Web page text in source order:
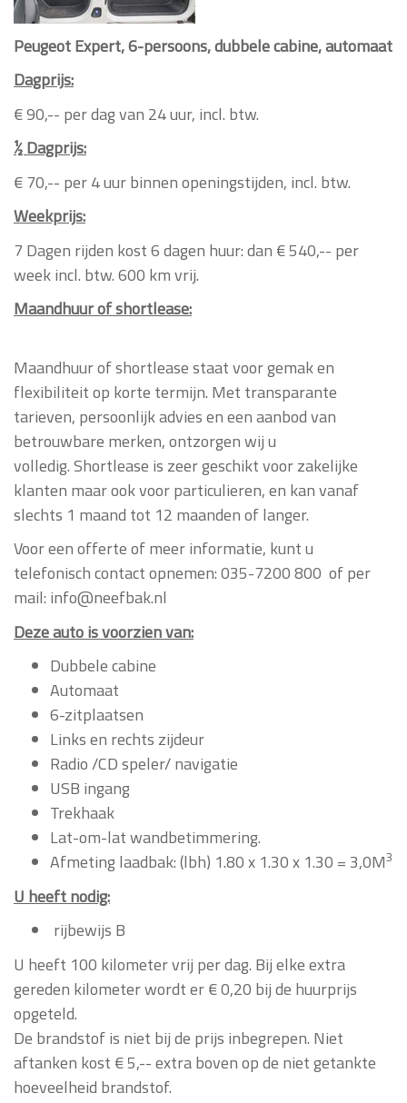
Peugeot Expert, 6-persoons, dubbele cabine, automaat
Dagprijs:
€ 90,-- per dag van 24 uur, incl. btw.
½ Dagprijs:
€ 70,-- per 4 uur binnen openingstijden, incl. btw.
Weekprijs:
7 Dagen rijden kost 6 dagen huur: dan € 540,-- per
week incl. btw. 600 km vrij.
Maandhuur of shortlease:
Maandhuur of shortleasestaat voor gemak en
flexibiliteit op korte termijn. Met transparante
tarieven, persoonlijk advies en een aanbod van
betrouwbare merken, ontzorgen wij u
volledig. Shortlease is zeer geschikt voor zakelijke
klanten maar ook voor particulieren, en kan vanaf
slechts 1 maand tot 12 maanden of langer.
Voor een offerte of meer informatie, kunt u
telefonisch contact opnemen: 035-7200 800 of per
mail: info@neefbak.nl
Deze auto is voorzien van:
Dubbele cabine
Automaat
6-zitplaatsen
Links en rechts zijdeur
Radio /CD speler/ navigatie
USB ingang
Trekhaak
Lat-om-lat wandbetimmering.
Afmeting laadbak:(lbh) 1.80 x 1.30 x 1.30 = 3,0M3
U heeft nodig:
rijbewijs B
U heeft 100 kilometer vrij per dag. Bij elke extra
gereden kilometer wordt er € 0,20 bij de huurprijs
opgeteld.
De brandstof is niet bij de prijs inbegrepen. Niet
aftanken kost € 5,-- extra boven op de niet getankte
hoeveelheid brandstof.